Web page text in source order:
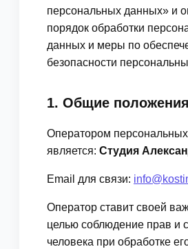
персональных данных» и
порядок обработки
данных и меры по
безопасности
1. Общие положения
Оператором
является: Студия
Email для связи:
Оператор ставит своей
целью соблюдение прав и
человека при обработке